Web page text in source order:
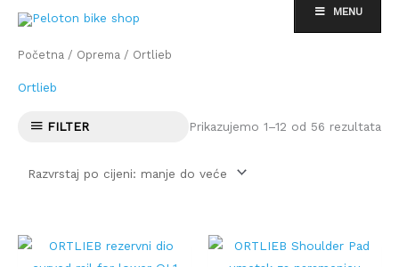
Skip
content
MENU
Početna / Oprema / Ortlieb
Ortlieb
FILTER Prikazujemo 1–12 od 56 rezultata